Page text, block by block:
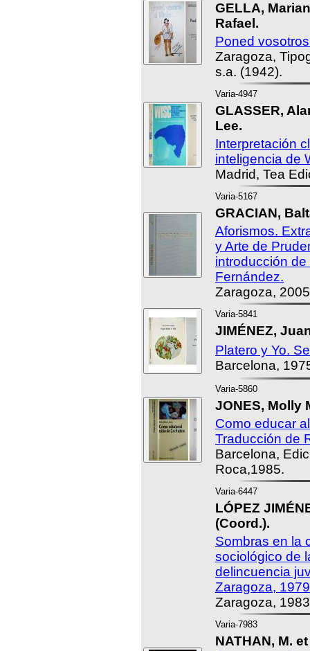
GELLA,
Rafael.
Poned
Zaragoza,
s.a. (1942).
Varia-4947
GLASSER,
Lee.
Interpretación
inteligencia de
Madrid, Tea
Varia-5167
GRACIAN,
Aforismos.
y Arte de
introducción
Fernández.
Zaragoza,
Varia-5841
JIMÉNEZ,
Platero y Yo.
Barcelona,
Varia-5860
JONES, Molly
Como educar
Traducción de
Barcelona,
Roca,1985.
Varia-6447
LÓPEZ
(Coord.).
Sombras en la
sociológico de
delincuencia
Zaragoza,
Zaragoza,
Varia-7983
NATHAN, M.